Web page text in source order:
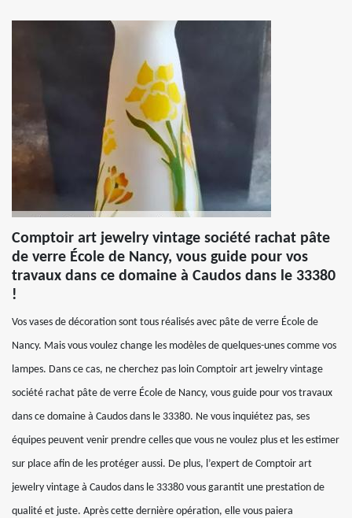
Comptoir art jewelry vintage société rachat pâte
de verre École de Nancy, vous guide pour vos
travaux dans ce domaine à Caudos dans le 33380
!
Vos vases de décoration sont tous réalisés avec pâte de verre École de
Nancy. Mais vous voulez change les modèles de quelques-unes comme vos
lampes. Dans ce cas, ne cherchez pas loin Comptoir art jewelry vintage
société rachat pâte de verre École de Nancy, vous guide pour vos travaux
dans ce domaine à Caudos dans le 33380. Ne vous inquiétez pas, ses
équipes peuvent venir prendre celles que vous ne voulez plus et les estimer
sur place afin de les protéger aussi. De plus, l’expert de Comptoir art
jewelry vintage à Caudos dans le 33380 vous garantit une prestation de
qualité et juste. Après cette dernière opération, elle vous paiera